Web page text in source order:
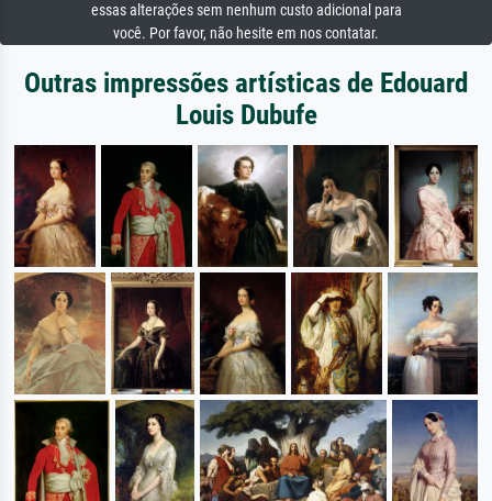
essas alterações sem nenhum custo adicional para
você. Por favor, não hesite em nos contatar.
Outras impressões artísticas de Edouard
Louis Dubufe